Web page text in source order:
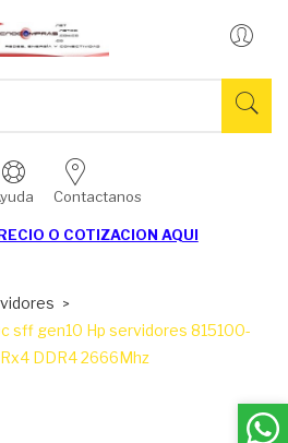
Contactanos
O COTIZACION AQUI
sff gen10 Hp servidores 815100-
DDR4 2666Mhz